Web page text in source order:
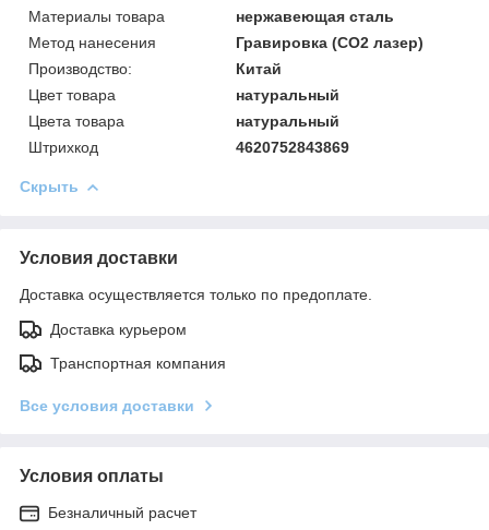
Материалы товара
нержавеющая cталь
Метод нанесения
Гравировка (CO2 лазер)
Производство:
Китай
Цвет товара
натуральный
Цвета товара
натуральный
Штрихкод
4620752843869
Скрыть
Условия доставки
Доставка осуществляется только по предоплате.
Доставка курьером
Транспортная компания
Все условия доставки
Условия оплаты
Безналичный расчет